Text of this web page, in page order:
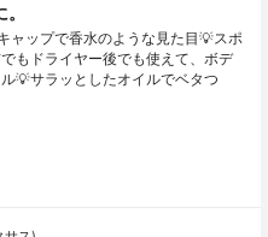
ャップで香水のような見た目💡スポ
もドライヤー後でも使えて、ボデ
💡サラッとしたオイルでベタつ